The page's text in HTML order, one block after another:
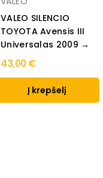
VALEO SILENCIO
TOYOTA Avensis III
Universalas 2009 →
43,00 €
Į krepšelį